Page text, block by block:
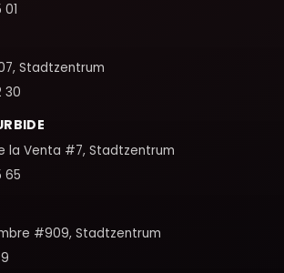
Stadtzentrum
30
la Venta #7, Stadtzentrum
65
#909, Stadtzentrum